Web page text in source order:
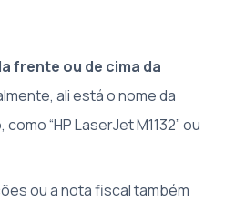
frente ou de cima da
ali está o nome da
“HP LaserJet M1132” ou
ou a nota fiscal também